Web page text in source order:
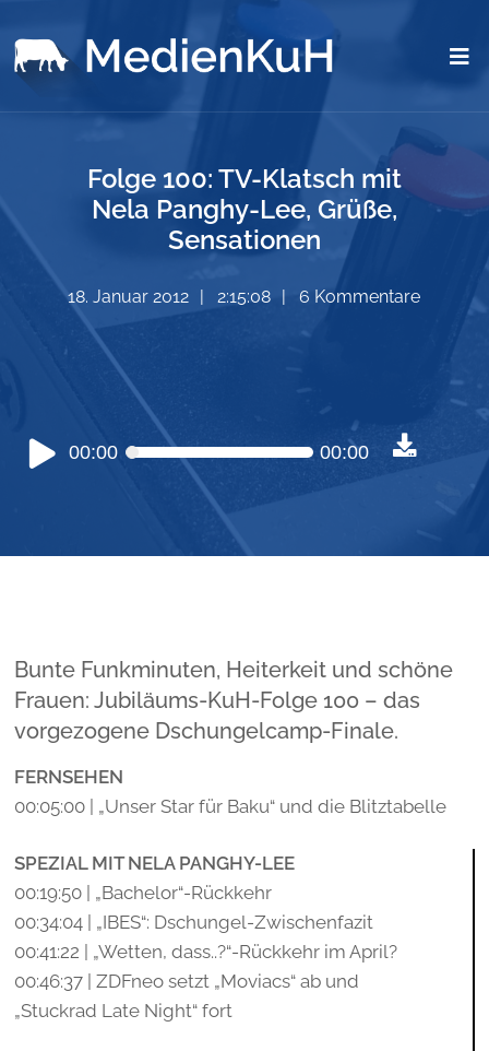
Folge 100: TV-Klatsch mit
Nela Panghy-Lee, Grüße,
Sensationen
18. Januar 2012 2:15:08 6 Kommentare
Audio-
Player
00:00 00:00
Bunte Funkminuten, Heiterkeit und schöne
Frauen: Jubiläums-KuH-Folge 100 – das
vorgezogene Dschungelcamp-Finale.
FERNSEHEN
00:05:00 | „Unser Star für Baku“ und die Blitztabelle
SPEZIAL MIT NELA PANGHY-LEE
00:19:50 | „Bachelor“-Rückkehr
00:34:04 | „IBES“: Dschungel-Zwischenfazit
00:41:22 | „Wetten, dass..?“-Rückkehr im April?
00:46:37 | ZDFneo setzt „Moviacs“ ab und
„Stuckrad Late Night“ fort